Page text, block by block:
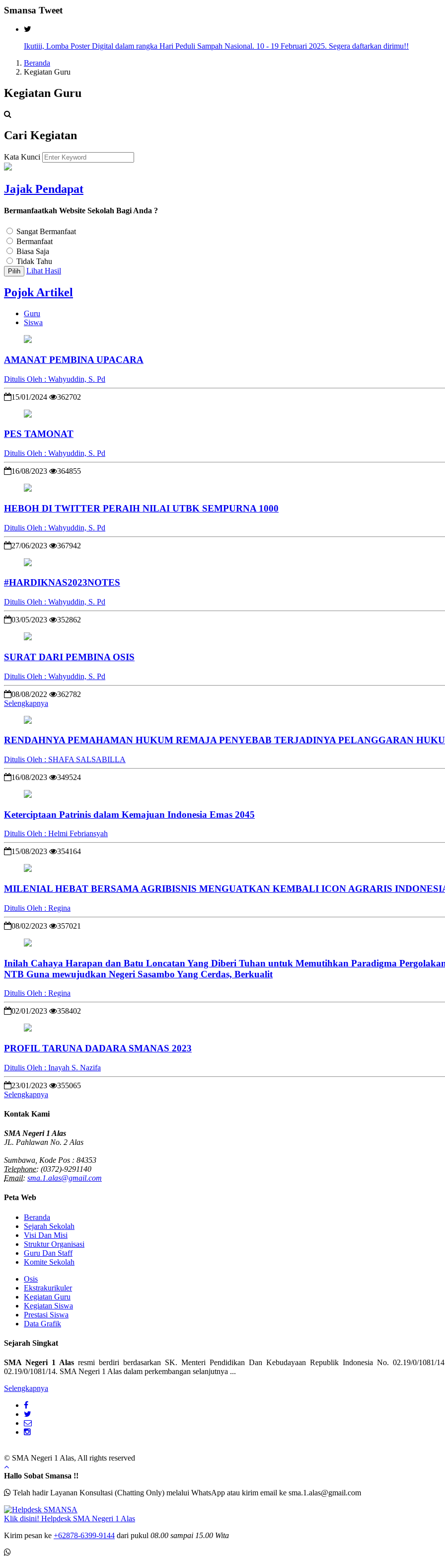
Smansa Tweet
Ikutiii, Lomba Poster Digital dalam rangka Hari Peduli Sampah Nasional. 10 - 19 Februari 2025. Segera daftarkan dirimu!!
Beranda
Kegiatan Guru
Kegiatan Guru
Cari Kegiatan
Kata Kunci
Jajak Pendapat
Bermanfaatkah Website Sekolah Bagi Anda ?
Sangat Bermanfaat
Bermanfaat
Biasa Saja
Tidak Tahu
Pilih Lihat Hasil
Pojok Artikel
Guru
Siswa
AMANAT PEMBINA UPACARA
Ditulis Oleh : Wahyuddin, S. Pd
15/01/2024 362702
PES TAMONAT
Ditulis Oleh : Wahyuddin, S. Pd
16/08/2023 364855
HEBOH DI TWITTER PERAIH NILAI UTBK SEMPURNA 1000
Ditulis Oleh : Wahyuddin, S. Pd
27/06/2023 367942
#HARDIKNAS2023NOTES
Ditulis Oleh : Wahyuddin, S. Pd
03/05/2023 352862
SURAT DARI PEMBINA OSIS
Ditulis Oleh : Wahyuddin, S. Pd
08/08/2022
362782
Selengkapnya
RENDAHNYA PEMAHAMAN HUKUM REMAJA PENYEBAB TERJADINYA PELANGGARAN
Ditulis Oleh : SHAFA SALSABILLA
16/08/2023 349524
Keterciptaan Patrinis dalam Kemajuan Indonesia Emas 2045
Ditulis Oleh : Helmi Febriansyah
15/08/2023 354164
MILENIAL HEBAT BERSAMA AGRIBISNIS MENGUATKAN KEMBALI ICON AGRARIS
Ditulis Oleh : Regina
08/02/2023 357021
Inilah Cahaya Harapan dan Batu Loncatan Yang Diberi Tuhan untuk Memutihkan Paradigma
NTB Guna mewujudkan Negeri Sasambo Yang Cerdas, Berkualit
Ditulis Oleh : Regina
02/01/2023 358402
PROFIL TARUNA DADARA SMANAS 2023
Ditulis Oleh : Inayah S. Nazifa
23/01/2023
355065
Selengkapnya
Kontak Kami
SMA Negeri 1 Alas
JL. Pahlawan No. 2 Alas
Sumbawa, Kode Pos : 84353
Telephone: (0372)-9291140
Email: sma.1.alas@gmail.com
Peta Web
Beranda
Sejarah Sekolah
Visi Dan Misi
Struktur Organisasi
Guru Dan Staff
Komite Sekolah
Osis
Ekstrakurikuler
Kegiatan Guru
Kegiatan Siswa
Prestasi Siswa
Data Grafik
Sejarah Singkat
SMA Negeri 1 Alas resmi berdiri berdasarkan SK. Menteri Pendidikan Dan Kebudayaan Republik Indonesia No. 02.19/0/
02.19/0/1081/14. SMA Negeri 1 Alas dalam perkembangan selanjutnya ...
Selengkapnya
© SMA Negeri 1 Alas, All rights reserved
Hallo Sobat Smansa !!
Telah hadir Layanan Konsultasi (Chatting Only) melalui WhatsApp atau kirim email ke sma.1.alas@gmail.com
Klik disini! Helpdesk SMA Negeri 1 Alas
Kirim pesan ke +62878-6399-9144 dari pukul 08.00 sampai 15.00 Wita